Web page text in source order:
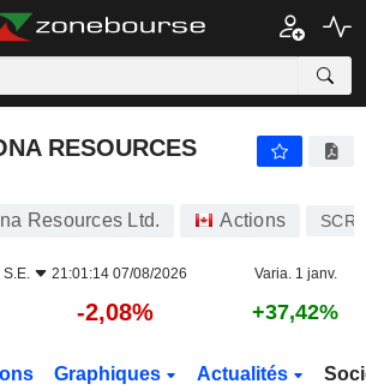
RESOURCES
Resources Ltd. Actions SCR
S.E. 21:01:14 07/08/2026 Varia. 1 janv.
-2,08% +37,42%
Graphiques Actualités